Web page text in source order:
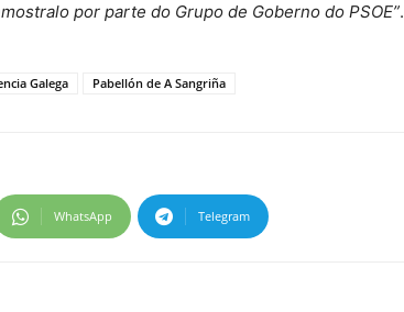
por parte do Grupo de Goberno do PSOE”.
Galega Pabellón de A Sangriña
WhatsApp Telegram